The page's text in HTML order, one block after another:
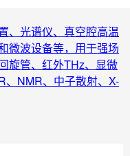
、光谱仪、真空腔高温
微波设备等，用于强场
旋管、红外THz、显微
、NMR、中子散射、X-